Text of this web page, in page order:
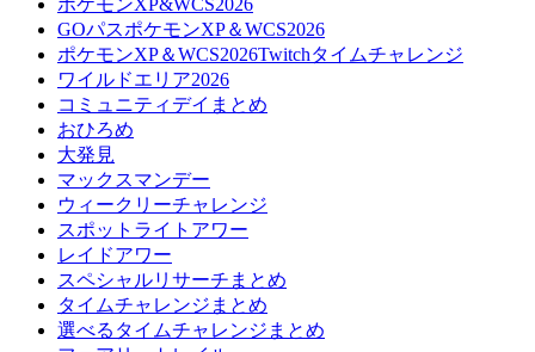
ポケモンXP&WCS2026
GOパスポケモンXP＆WCS2026
ポケモンXP＆WCS2026Twitchタイムチャレンジ
ワイルドエリア2026
コミュニティデイまとめ
おひろめ
大発見
マックスマンデー
ウィークリーチャレンジ
スポットライトアワー
レイドアワー
スペシャルリサーチまとめ
タイムチャレンジまとめ
選べるタイムチャレンジまとめ